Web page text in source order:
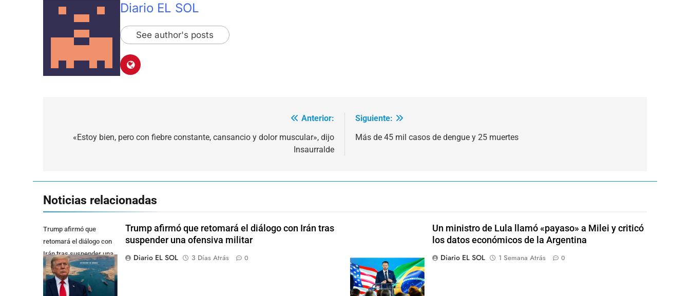
Diario EL SOL
See author's posts
Anterior:
«Estoy bien, pero con fiebre constante, cansancio y dolor muscular», dijo
Insaurralde
Siguiente:
Más de 45 mil casos de dengue y 25 muertes
Noticias relacionadas
Trump afirmó que
retomará el diálogo con
Irán tras suspender una
ofensiva militar
Trump afirmó que retomará el diálogo con Irán tras
suspender una ofensiva militar
Diario EL SOL
3 Días Atrás 0
Un ministro de Lula llamó «payaso» a Milei y criticó
los datos económicos de la Argentina
Diario EL SOL
1 Semana Atrás 0